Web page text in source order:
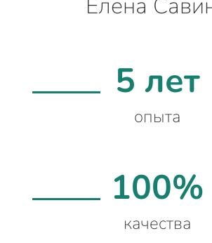
5 лет
опыта
100%
качества